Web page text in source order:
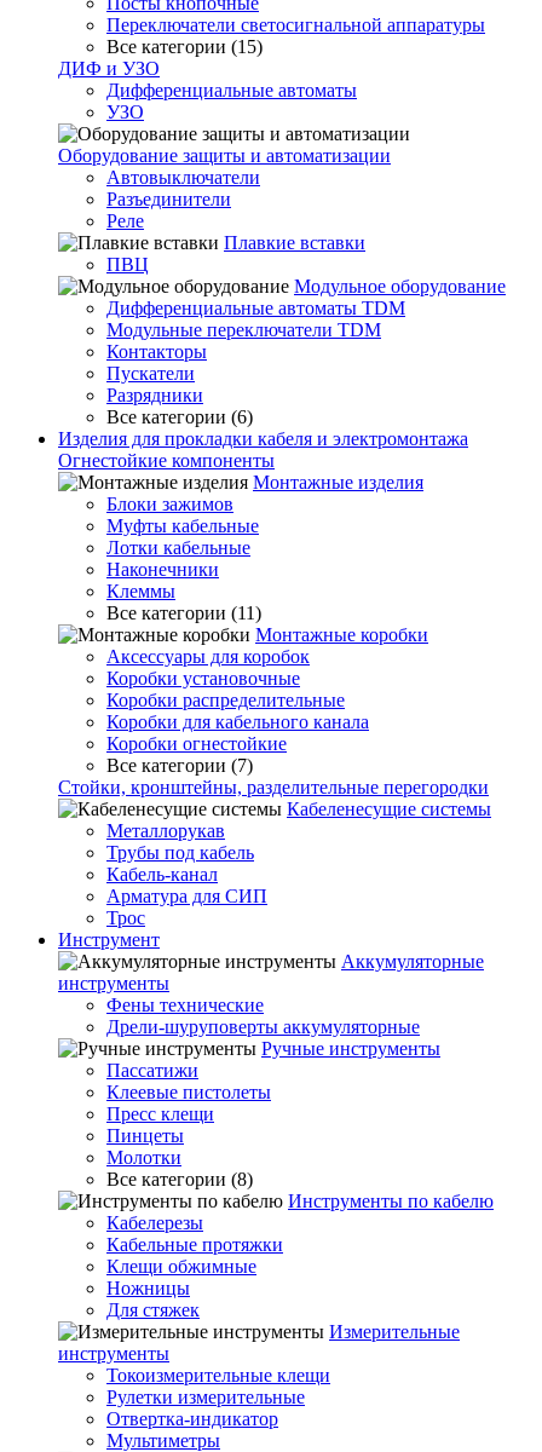
Переключатели светосигнальной аппаратуры
Все категории (15)
ДИФ и УЗО
Дифференциальные автоматы
УЗО
Оборудование защиты и автоматизации
Автовыключатели
Разъединители
Реле
Плавкие вставки
ПВЦ
Модульное оборудование
Дифференциальные автоматы TDM
Модульные переключатели TDM
Контакторы
Пускатели
Разрядники
Все категории (6)
Изделия для прокладки кабеля и электромонтажа
Огнестойкие компоненты
Монтажные изделия
Блоки зажимов
Муфты кабельные
Лотки кабельные
Наконечники
Клеммы
Все категории (11)
Монтажные коробки
Аксессуары для коробок
Коробки установочные
Коробки распределительные
Коробки для кабельного канала
Коробки огнестойкие
Все категории (7)
Стойки, кронштейны, разделительные перегородки
Кабеленесущие системы
Металлорукав
Трубы под кабель
Кабель-канал
Арматура для СИП
Трос
Инструмент
Аккумуляторные
инструменты
Фены технические
Дрели-шуруповерты аккумуляторные
Ручные инструменты
Пассатижи
Клеевые пистолеты
Пресс клещи
Пинцеты
Молотки
Все категории (8)
Инструменты по кабелю
Кабелерезы
Кабельные протяжки
Клещи обжимные
Ножницы
Для стяжек
Измерительные
инструменты
Токоизмерительные клещи
Рулетки измерительные
Отвертка-индикатор
Мультиметры